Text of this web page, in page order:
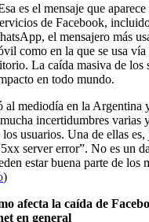
es el mensaje que
de Facebook,
el mensajero más
como en la que se usa
La caída masiva de los
en todo mundo.
al mediodía en la Argentina
incertidumbres varias
usuarios. Una de ellas es,
server error”. No es un
estar buena parte de los
)
afecta la caída de
en general